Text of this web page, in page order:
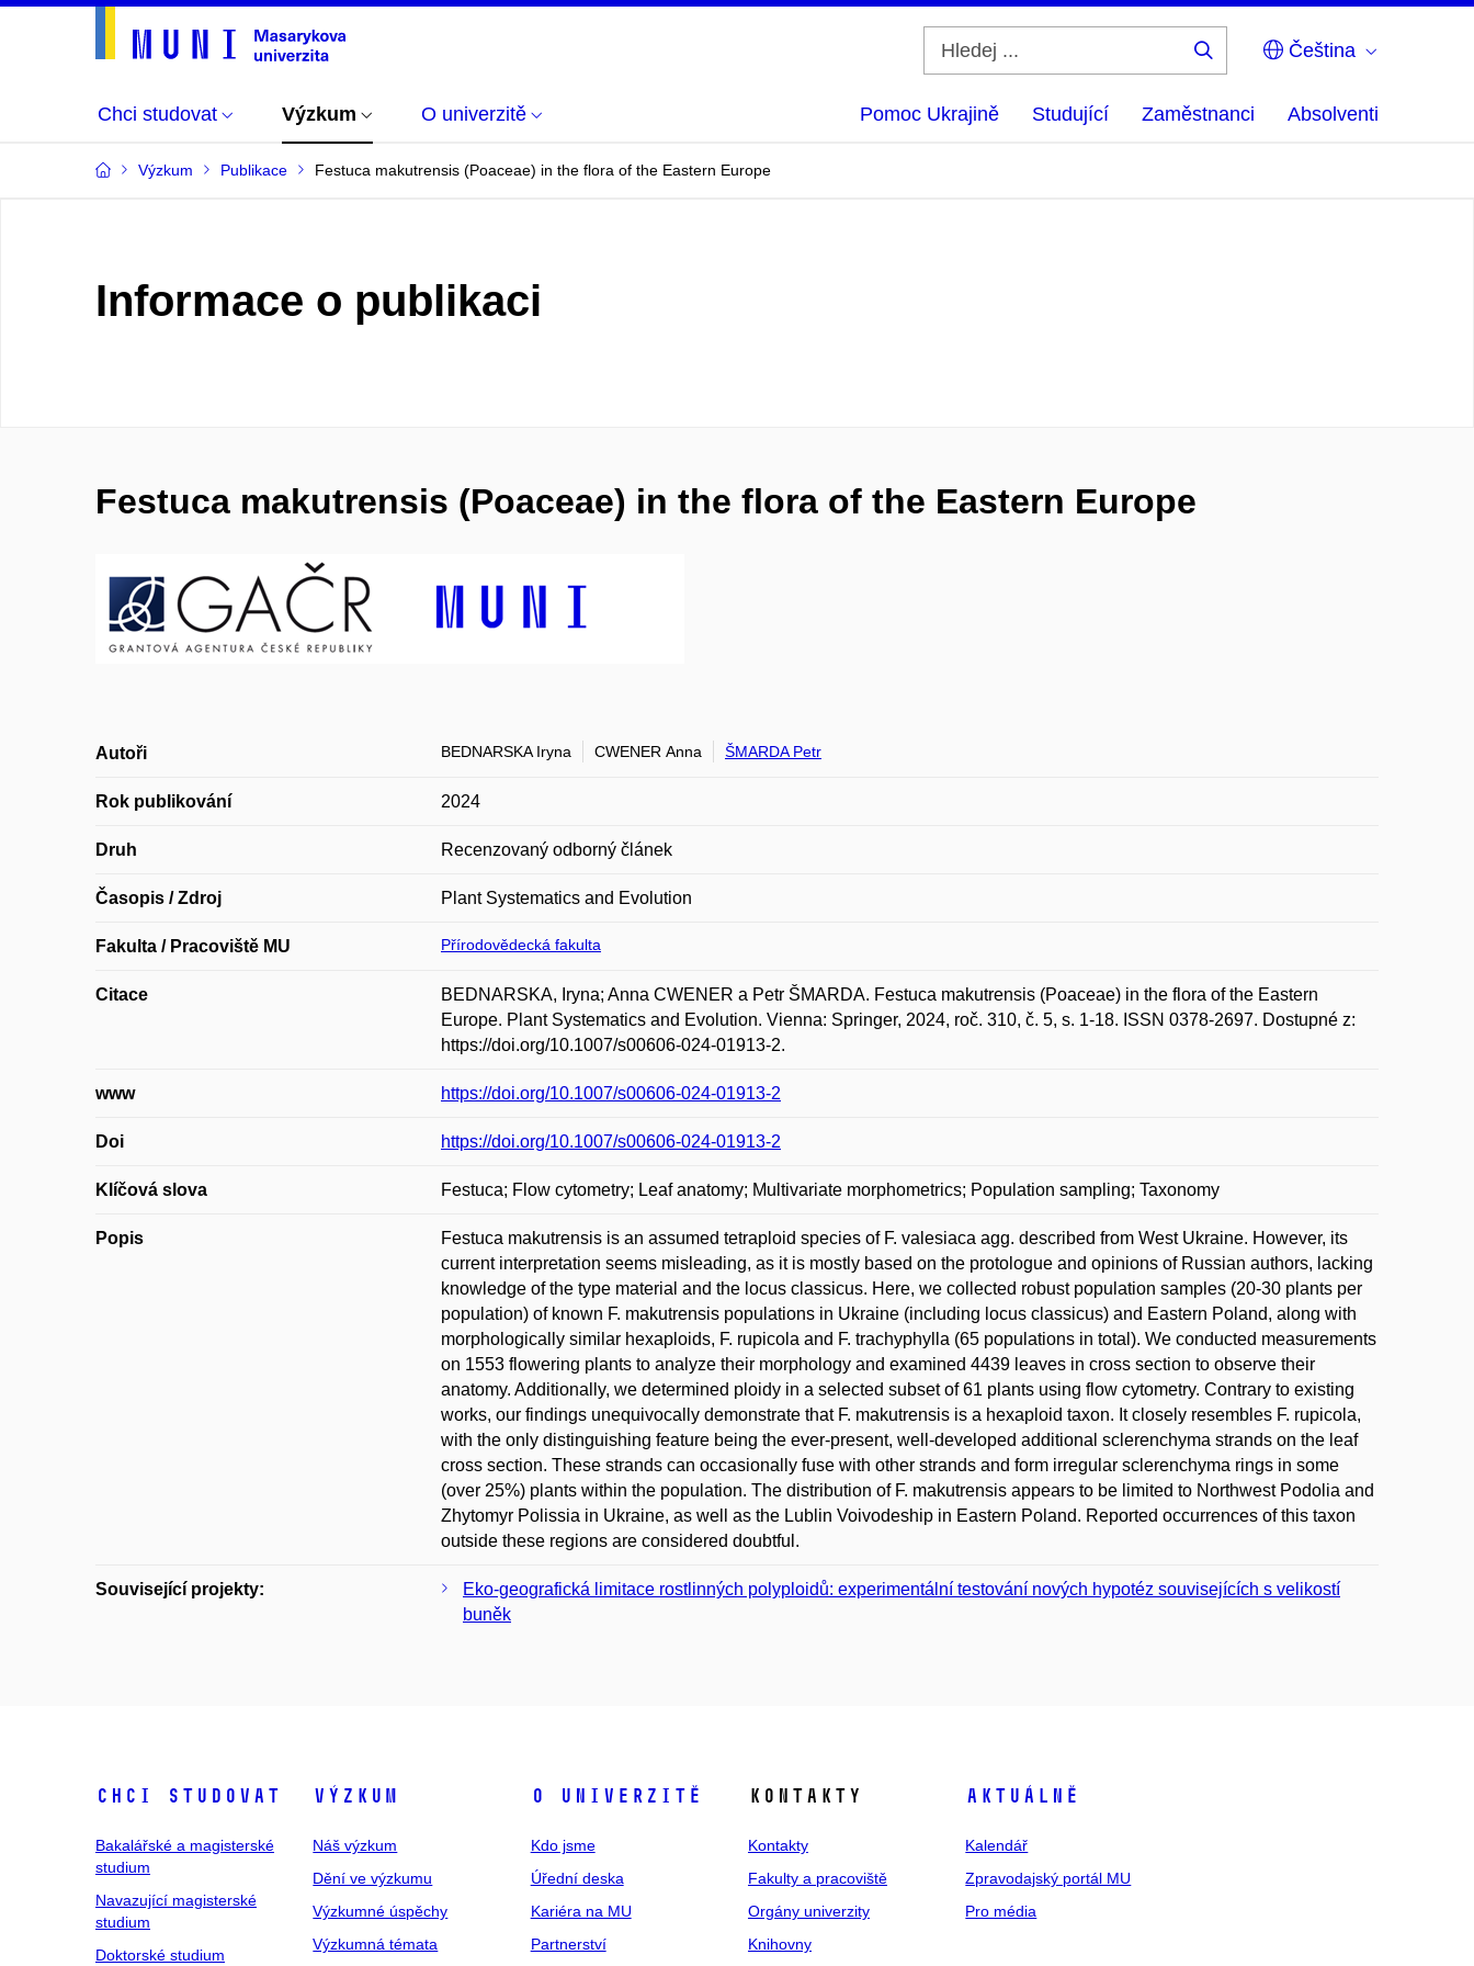
Čeština
Chci studovat Výzkum O univerzitě Pomoc Ukrajině Studující Zaměstnanci Absolventi
Výzkum Publikace Festuca makutrensis (Poaceae) in the flora of the Eastern Europe
Informace o publikaci
Festuca makutrensis (Poaceae) in the flora of the Eastern Europe
Autoři BEDNARSKA Iryna CWENER Anna ŠMARDA Petr
Rok publikování 2024
Druh Recenzovaný odborný článek
Časopis / Zdroj Plant Systematics and Evolution
Fakulta / Pracoviště MU Přírodovědecká fakulta
Citace
BEDNARSKA, Iryna; Anna CWENER a Petr ŠMARDA. Festuca makutrensis (Poaceae) in the flora of the Eastern
Europe. Plant Systematics and Evolution. Vienna: Springer, 2024, roč. 310, č. 5, s. 1-18. ISSN 0378-2697. Dostupné z:
https://doi.org/10.1007/s00606-024-01913-2.
www https://doi.org/10.1007/s00606-024-01913-2
Doi https://doi.org/10.1007/s00606-024-01913-2
Klíčová slova Festuca; Flow cytometry; Leaf anatomy; Multivariate morphometrics; Population sampling; Taxonomy
Popis
Festuca makutrensis is an assumed tetraploid species of F. valesiaca agg. described from West Ukraine. However, its
current interpretation seems misleading, as it is mostly based on the protologue and opinions of Russian authors, lacking
knowledge of the type material and the locus classicus. Here, we collected robust population samples (20-30 plants per
population) of known F. makutrensis populations in Ukraine (including locus classicus) and Eastern Poland, along with
morphologically similar hexaploids, F. rupicola and F. trachyphylla (65 populations in total). We conducted measurements
on 1553 flowering plants to analyze their morphology and examined 4439 leaves in cross section to observe their
anatomy. Additionally, we determined ploidy in a selected subset of 61 plants using flow cytometry. Contrary to existing
works, our findings unequivocally demonstrate that F. makutrensis is a hexaploid taxon. It closely resembles F. rupicola,
with the only distinguishing feature being the ever-present, well-developed additional sclerenchyma strands on the leaf
cross section. These strands can occasionally fuse with other strands and form irregular sclerenchyma rings in some
(over 25%) plants within the population. The distribution of F. makutrensis appears to be limited to Northwest Podolia and
Zhytomyr Polissia in Ukraine, as well as the Lublin Voivodeship in Eastern Poland. Reported occurrences of this taxon
outside these regions are considered doubtful.
Související projekty:
Eko-geografická limitace rostlinných polyploidů: experimentální testování nových hypotéz souvisejících s velikostí
buněk
Chci studovat
Bakalářské a magisterské
studium
Navazující magisterské
studium
Doktorské studium
Výzkum
Náš výzkum
Dění ve výzkumu
Výzkumné úspěchy
Výzkumná témata
O univerzitě
Kdo jsme
Úřední deska
Kariéra na MU
Partnerství
Kontakty
Kontakty
Fakulty a pracoviště
Orgány univerzity
Knihovny
Aktuálně
Kalendář
Zpravodajský portál MU
Pro média